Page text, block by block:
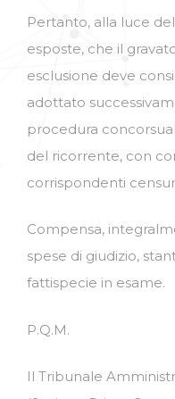
Pertanto, alla luce
esposte, che il
esclusione deve
adottato
procedura
del ricorrente, con
corrispondenti
Compensa,
spese di giudizio,
fattispecie in esame.
P.Q.M.
Il Tribunale